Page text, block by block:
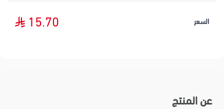
السعر 15.70
عن المنتج